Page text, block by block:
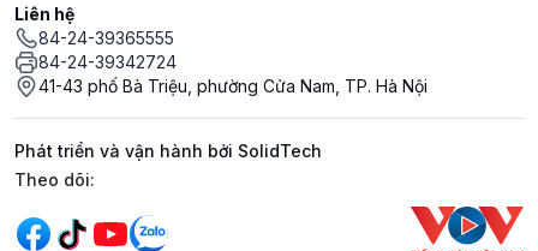
Liên hệ
84-24-39365555
84-24-39342724
41-43 phố Bà Triệu, phường Cửa Nam, TP. Hà Nội
Phát triển và vận hành bởi SolidTech
Mạng xã hội
Theo dõi: